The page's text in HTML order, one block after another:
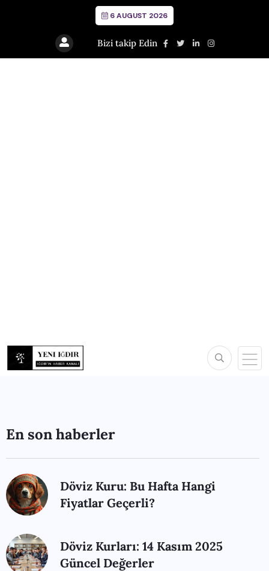
6 AUGUST 2026
Bizi takip Edin
En son haberler
Döviz Kuru: Bu Hafta Hangi
Fiyatlar Geçerli?
Döviz Kurları: 14 Kasım 2025
Güncel Değerler